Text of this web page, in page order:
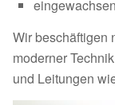
Wir beschäftigen
moderner
und Leitungen